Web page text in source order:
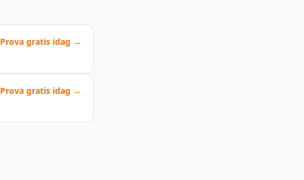
Prova gratis idag →
Prova gratis idag →